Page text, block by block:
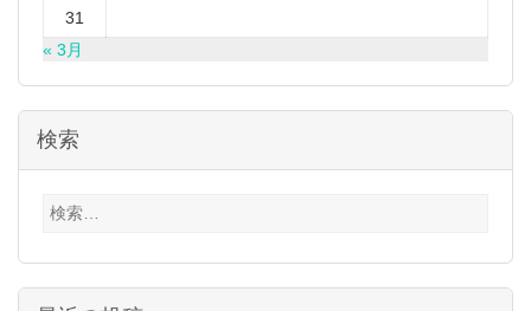
31
« 3月
検索
検